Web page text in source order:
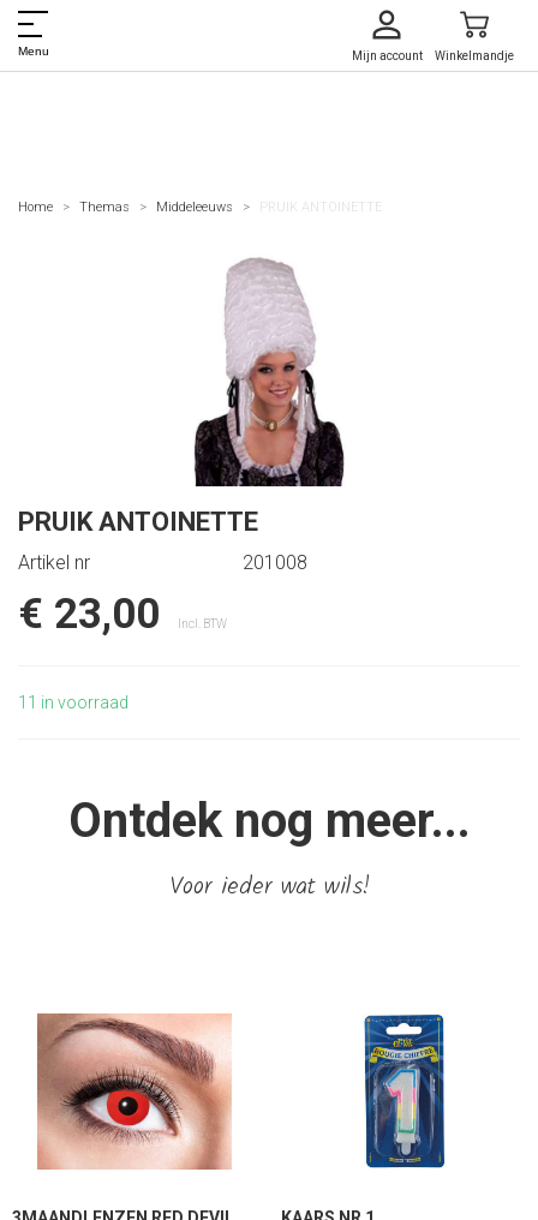
Menu Mijn account Winkelmandje
Home Themas Middeleeuws PRUIK ANTOINETTE
PRUIK ANTOINETTE
Artikel nr 201008
€ 23,00 Incl. BTW
11 in voorraad
Ontdek nog meer...
Voor ieder wat wils!